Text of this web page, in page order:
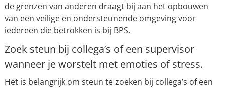
de grenzen van anderen draagt bij aan het opbouwen
van een veilige en ondersteunende omgeving voor
iedereen die betrokken is bij BPS.
Zoek steun bij collega’s of een supervisor
wanneer je worstelt met emoties of stress.
Het is belangrijk om steun te zoeken bij collega’s of een